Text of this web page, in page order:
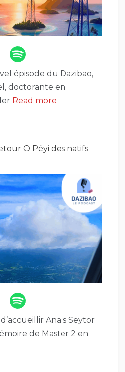
épisode du Dazibao,
doctorante en
Read more
O Péyi des natifs
Anaïs Seytor
de Master 2 en